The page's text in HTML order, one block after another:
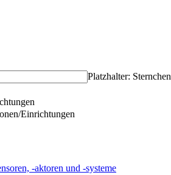
Platzhalter:
Einrichtungen
-aktoren und -systeme